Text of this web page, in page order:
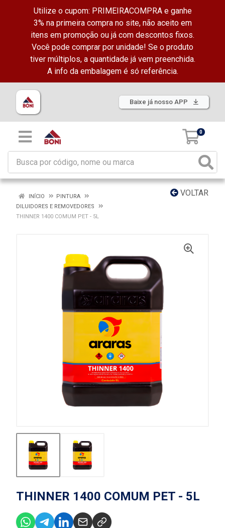
Utilize o cupom: PRIMEIRACOMPRA e ganhe
3% na primeira compra no site, não aceito em
itens em promoção ou já com descontos fixos.
Você pode comprar por unidade! Se o produto
tiver múltiplos, a quantidade já vem preenchida.
A info da embalagem é só referência.
Baixe já nosso APP
0
VOLTAR
INÍCIO
PINTURA
DILUIDORES E REMOVEDORES
THINNER 1400 COMUM PET - 5L
THINNER 1400 COMUM PET - 5L